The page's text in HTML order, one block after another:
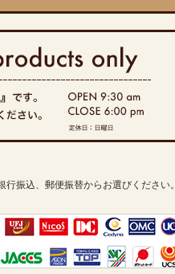
振込、郵便振替からお選びください。